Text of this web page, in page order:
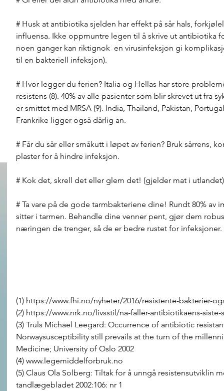
# Husk at antibiotika sjelden har effekt på sår hals,
influensa. Ikke oppmuntre legen til å skrive ut antibiotika
noen ganger kan riktignok  en virusinfeksjon gi
til en bakteriell infeksjon).
# Hvor legger du ferien? Italia og Hellas har store
resistens (8). 40% av alle pasienter som blir skrevet ut fra
er smittet med MRSA (9). India, Thailand, Pakistan,
Frankrike ligger også dårlig an.
# Får du sår eller småkutt i løpet av ferien? Bruk sårrens,
plaster for å hindre infeksjon.
# Kok det, skrell det eller glem det! (gjelder mat i utlandet)
# Ta vare på de gode tarmbakteriene dine! Rundt 80% av
sitter i tarmen. Behandle dine venner pent, gjør dem
næringen de trenger, så de er bedre rustet for infeksjoner.
(1) https://www.fhi.no/nyheter/2016/resistente-bakterier-
(2) https://www.nrk.no/livsstil/na-faller-antibiotikaens-siste-
(3) Truls Michael Leegard: Occurrence of antibiotic
Norwaysusceptibility still prevails at the turn of the
Medicine; University of Oslo 2002
(4) www.legemiddelforbruk.no
(5) Claus Ola Solberg: Tiltak for å unngå resistensutviklin
tandlægebladet 2002:106: nr 1